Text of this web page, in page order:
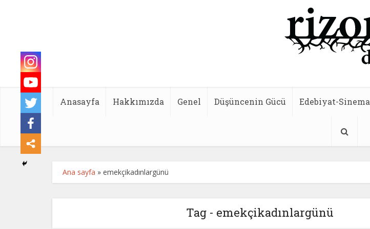
Anasayfa Hakkımızda Genel Düşüncenin Gücü Edebiyat-Sinema
Ana sayfa » emekçikadınlargünü
Tag - emekçikadınlargünü